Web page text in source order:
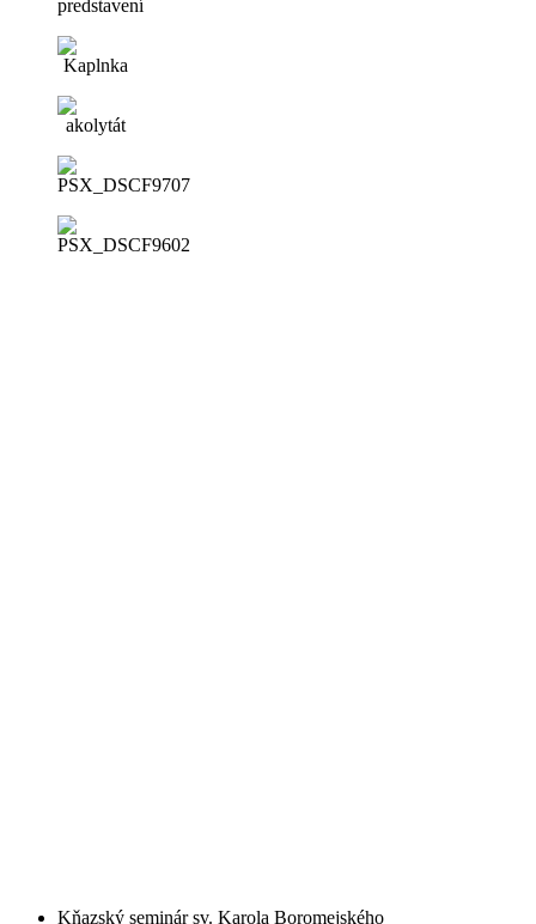
Kňazský seminár sv. Karola Boromejského